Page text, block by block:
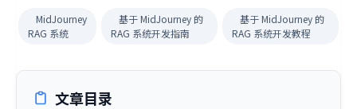
MidJourney
RAG 系统
基于 MidJourney 的
RAG 系统开发指南
基于 MidJourney 的
RAG 系统开发教程
文章目录